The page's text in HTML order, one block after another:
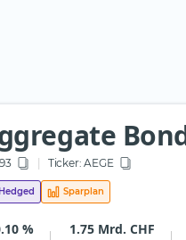
Bond
Ticker: AEGE
Hedged Sparplan
% 1.75 Mrd. CHF